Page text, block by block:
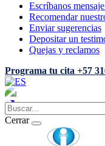
Escríbanos
Recomendar
Enviar sugerencias
Depositar un
Quejas y reclamos
Programa tu cita +57
Cerrar